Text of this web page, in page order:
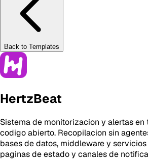
Back to Templates
HertzBeat
Sistema de monitorizacion y alertas en
codigo abierto. Recopilacion sin
bases de datos, middleware y
paginas de estado y canales de